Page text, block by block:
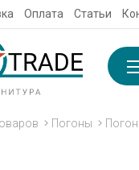
Оплата Статьи
Погоны